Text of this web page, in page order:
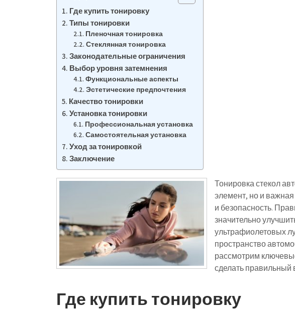
Где купить тонировку
Типы тонировки
Пленочная тонировка
Стеклянная тонировка
Законодательные ограничения
Выбор уровня затемнения
Функциональные аспекты
Эстетические предпочтения
Качество тонировки
Установка тонировки
Профессиональная установка
Самостоятельная установка
Уход за тонировкой
Заключение
Тонировка стекол
элемент, но и
и безопасность.
значительно
ультрафиолетовых
пространство
рассмотрим
сделать правильный
Где купить тонировку